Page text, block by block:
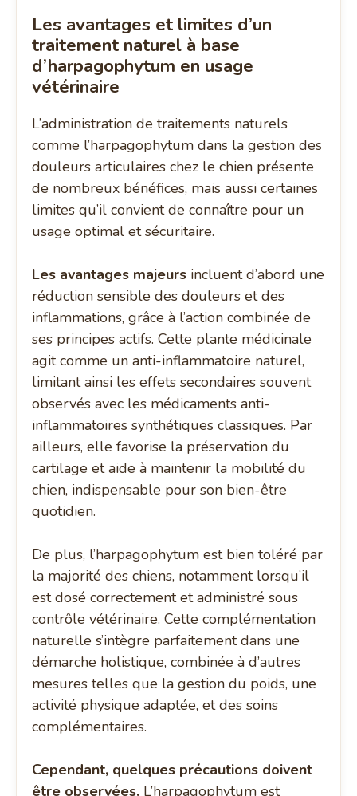
Les avantages et limites d’un
traitement naturel à base
d’harpagophytum en usage
vétérinaire
L’administration de traitements naturels
comme l’harpagophytum dans la gestion des
douleurs articulaires chez le chien présente
de nombreux bénéfices, mais aussi certaines
limites qu’il convient de connaître pour un
usage optimal et sécuritaire.
Les avantages majeurs incluent d’abord une
réduction sensible des douleurs et des
inflammations, grâce à l’action combinée de
ses principes actifs. Cette plante médicinale
agit comme un anti-inflammatoire naturel,
limitant ainsi les effets secondaires souvent
observés avec les médicaments anti-
inflammatoires synthétiques classiques. Par
ailleurs, elle favorise la préservation du
cartilage et aide à maintenir la mobilité du
chien, indispensable pour son bien-être
quotidien.
De plus, l’harpagophytum est bien toléré par
la majorité des chiens, notamment lorsqu’il
est dosé correctement et administré sous
contrôle vétérinaire. Cette complémentation
naturelle s’intègre parfaitement dans une
démarche holistique, combinée à d’autres
mesures telles que la gestion du poids, une
activité physique adaptée, et des soins
complémentaires.
Cependant, quelques précautions doivent
être observées. L’harpagophytum est